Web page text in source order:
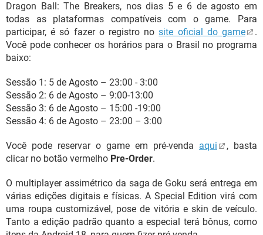
Dragon Ball: The Breakers, nos dias 5 e 6 de agosto em
todas as plataformas compatíveis com o game. Para
participar, é só fazer o registro nosite oficial do game
.
Você pode conhecer os horários para o Brasil no programa
baixo:
Sessão 1: 5 de Agosto – 23:00 - 3:00
Sessão 2: 6 de Agosto – 9:00-13:00
Sessão 3: 6 de Agosto – 15:00 -19:00
Sessão 4: 6 de Agosto – 23:00 – 3:00
Você pode reservar o game em pré-venda aqui
, basta
clicar no botão vermelho Pre-Order.
O multiplayer assimétrico da saga de Goku será entrega em
várias edições digitais e físicas. A Special Edition virá com
uma roupa customizável, pose de vitória e skin de veículo.
Tanto a edição padrão quanto a especial terá bônus, como